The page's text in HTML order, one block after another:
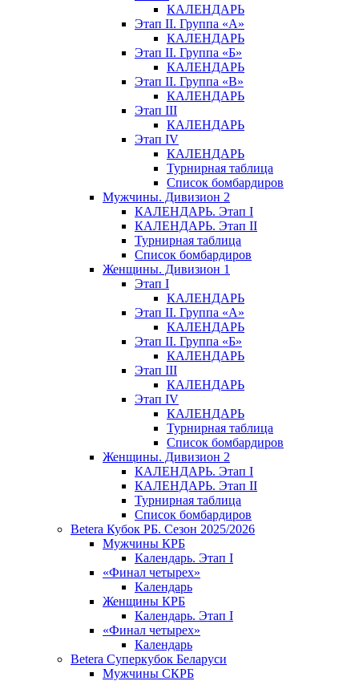
КАЛЕНДАРЬ
Этап II. Группа «А»
КАЛЕНДАРЬ
Этап II. Группа «Б»
КАЛЕНДАРЬ
Этап II. Группа «В»
КАЛЕНДАРЬ
Этап III
КАЛЕНДАРЬ
Этап IV
КАЛЕНДАРЬ
Турнирная таблица
Список бомбардиров
Мужчины. Дивизион 2
КАЛЕНДАРЬ. Этап I
КАЛЕНДАРЬ. Этап II
Турнирная таблица
Список бомбардиров
Женщины. Дивизион 1
Этап I
КАЛЕНДАРЬ
Этап II. Группа «А»
КАЛЕНДАРЬ
Этап II. Группа «Б»
КАЛЕНДАРЬ
Этап III
КАЛЕНДАРЬ
Этап IV
КАЛЕНДАРЬ
Турнирная таблица
Список бомбардиров
Женщины. Дивизион 2
КАЛЕНДАРЬ. Этап I
КАЛЕНДАРЬ. Этап II
Турнирная таблица
Список бомбардиров
Betera Кубок РБ. Сезон 2025/2026
Мужчины КРБ
Календарь. Этап I
«Финал четырех»
Календарь
Женщины КРБ
Календарь. Этап I
«Финал четырех»
Календарь
Betera Суперкубок Беларуси
Мужчины СКРБ